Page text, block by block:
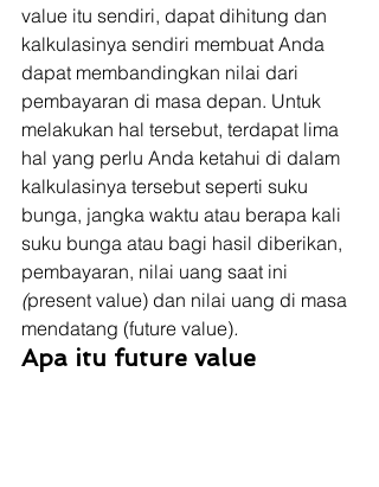
value itu sendiri, dapat dihitung dan
kalkulasinya sendiri membuat Anda
dapat membandingkan nilai dari
pembayaran di masa depan. Untuk
melakukan hal tersebut, terdapat lima
hal yang perlu Anda ketahui di dalam
kalkulasinya tersebut seperti suku
bunga, jangka waktu atau berapa kali
suku bunga atau bagi hasil diberikan,
pembayaran, nilai uang saat ini
(present value) dan nilai uang di masa
mendatang (future value).
Apa itu future value